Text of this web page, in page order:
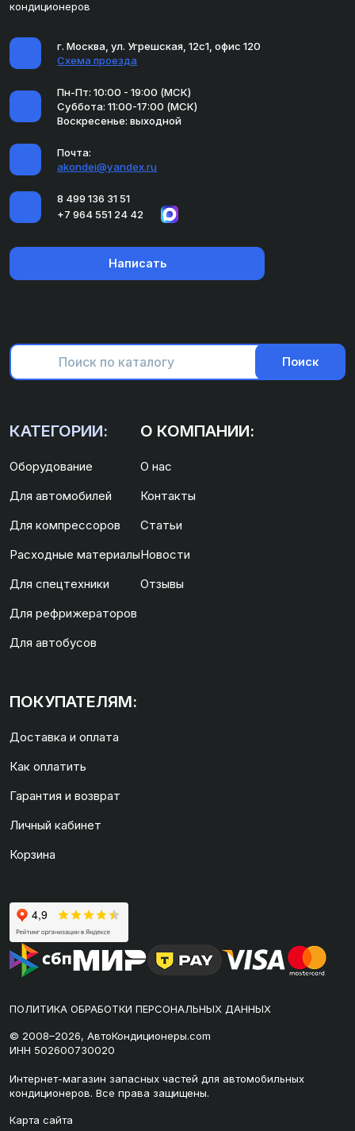
кондиционеров
г. Москва, ул. Угрешская, 12с1, офис 120
Схема проезда
Пн-Пт: 10:00 - 19:00 (МСК)
Суббота: 11:00-17:00 (МСК)
Воскресенье: выходной
Почта:
akondei@yandex.ru
8 499 136 31 51
+7 964 551 24 42
Написать
Поиск
КАТЕГОРИИ:
Оборудование
Для автомобилей
Для компрессоров
Расходные материалы
Для спецтехники
Для рефрижераторов
Для автобусов
О КОМПАНИИ:
О нас
Контакты
Статьи
Новости
Отзывы
ПОКУПАТЕЛЯМ:
Доставка и оплата
Как оплатить
Гарантия и возврат
Личный кабинет
Корзина
ПОЛИТИКА ОБРАБОТКИ ПЕРСОНАЛЬНЫХ ДАННЫХ
© 2008–2026, АвтоКондиционеры.com
ИНН 502600730020
Интернет-магазин запасных частей для автомобильных
кондиционеров. Все права защищены.
Карта сайта